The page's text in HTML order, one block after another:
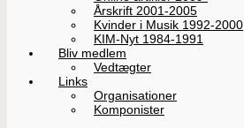
Årskrift 2001-2005
Kvinder i Musik 1992-2000
KIM-Nyt 1984-1991
Bliv medlem
Vedtægter
Links
Organisationer
Komponister